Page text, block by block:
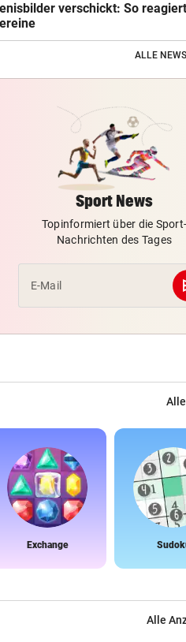
verschickt: So
ALLE
Sport News
Topinformiert über die Sport-
Nachrichten des Tages
E-Mail
Exchange
Alle